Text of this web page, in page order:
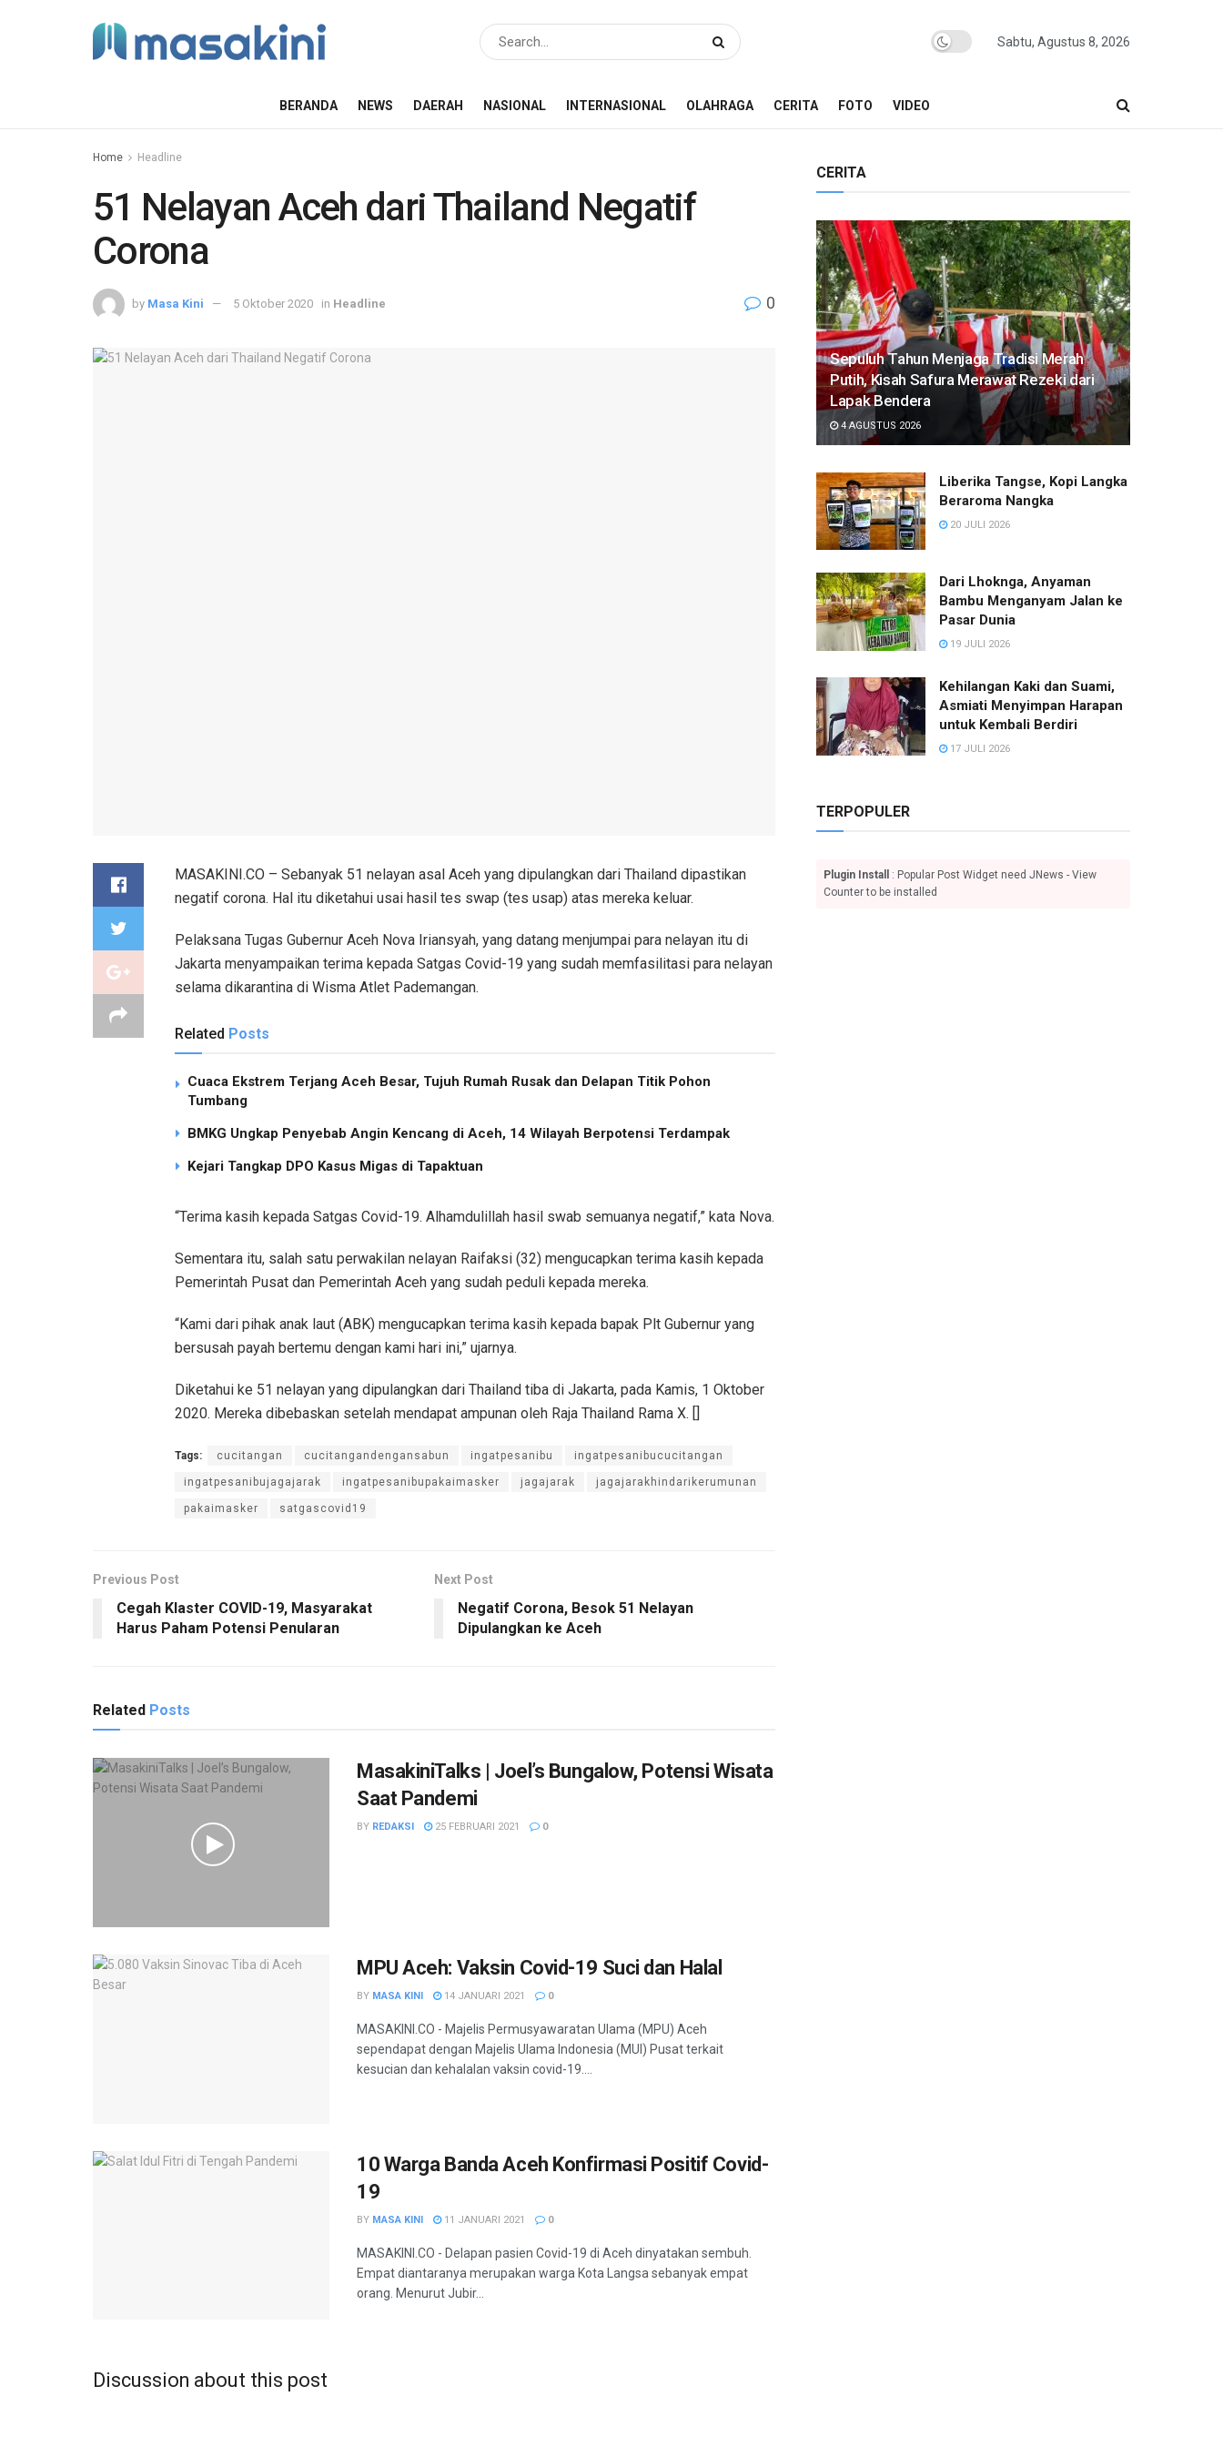
Sabtu, Agustus 8, 2026
BERANDA NEWS DAERAH NASIONAL INTERNASIONAL OLAHRAGA CERITA FOTO VIDEO
Home Headline
51 Nelayan Aceh dari Thailand Negatif
Corona
by Masa Kini 5 Oktober 2020 in Headline 0
MASAKINI.CO – Sebanyak 51 nelayan asal Aceh yang dipulangkan dari Thailand dipastikan
negatif corona. Hal itu diketahui usai hasil tes swap (tes usap) atas mereka keluar.
Pelaksana Tugas Gubernur Aceh Nova Iriansyah, yang datang menjumpai para nelayan itu di
Jakarta menyampaikan terima kepada Satgas Covid-19 yang sudah memfasilitasi para nelayan
selama dikarantina di Wisma Atlet Pademangan.
Related Posts
Cuaca Ekstrem Terjang Aceh Besar, Tujuh Rumah Rusak dan Delapan Titik Pohon
Tumbang
BMKG Ungkap Penyebab Angin Kencang di Aceh, 14 Wilayah Berpotensi Terdampak
Kejari Tangkap DPO Kasus Migas di Tapaktuan
“Terima kasih kepada Satgas Covid-19. Alhamdulillah hasil swab semuanya negatif,” kata Nova.
Sementara itu, salah satu perwakilan nelayan Raifaksi (32) mengucapkan terima kasih kepada
Pemerintah Pusat dan Pemerintah Aceh yang sudah peduli kepada mereka.
“Kami dari pihak anak laut (ABK) mengucapkan terima kasih kepada bapak Plt Gubernur yang
bersusah payah bertemu dengan kami hari ini,” ujarnya.
Diketahui ke 51 nelayan yang dipulangkan dari Thailand tiba di Jakarta, pada Kamis, 1 Oktober
2020. Mereka dibebaskan setelah mendapat ampunan oleh Raja Thailand Rama X. []
Tags: cucitangan cucitangandengansabun ingatpesanibu ingatpesanibucucitangan
ingatpesanibujagajarak ingatpesanibupakaimasker jagajarak jagajarakhindarikerumunan
pakaimasker satgascovid19
Previous Post
Cegah Klaster COVID-19, Masyarakat
Harus Paham Potensi Penularan
Next Post
Negatif Corona, Besok 51 Nelayan
Dipulangkan ke Aceh
Related Posts
MasakiniTalks | Joel’s Bungalow, Potensi Wisata
Saat Pandemi
BY REDAKSI 25 FEBRUARI 2021 0
MPU Aceh: Vaksin Covid-19 Suci dan Halal
BY MASA KINI 14 JANUARI 2021 0
MASAKINI.CO - Majelis Permusyawaratan Ulama (MPU) Aceh
sependapat dengan Majelis Ulama Indonesia (MUI) Pusat terkait
kesucian dan kehalalan vaksin covid-19....
10 Warga Banda Aceh Konfirmasi Positif Covid-
19
BY MASA KINI 11 JANUARI 2021 0
MASAKINI.CO - Delapan pasien Covid-19 di Aceh dinyatakan sembuh.
Empat diantaranya merupakan warga Kota Langsa sebanyak empat
orang. Menurut Jubir...
Discussion about this post
CERITA
Sepuluh Tahun Menjaga Tradisi Merah
Putih, Kisah Safura Merawat Rezeki dari
Lapak Bendera
4 AGUSTUS 2026
Liberika Tangse, Kopi Langka
Beraroma Nangka
20 JULI 2026
Dari Lhoknga, Anyaman
Bambu Menganyam Jalan ke
Pasar Dunia
19 JULI 2026
Kehilangan Kaki dan Suami,
Asmiati Menyimpan Harapan
untuk Kembali Berdiri
17 JULI 2026
TERPOPULER
Plugin Install
: Popular Post Widget need JNews - View
Counter to be installed